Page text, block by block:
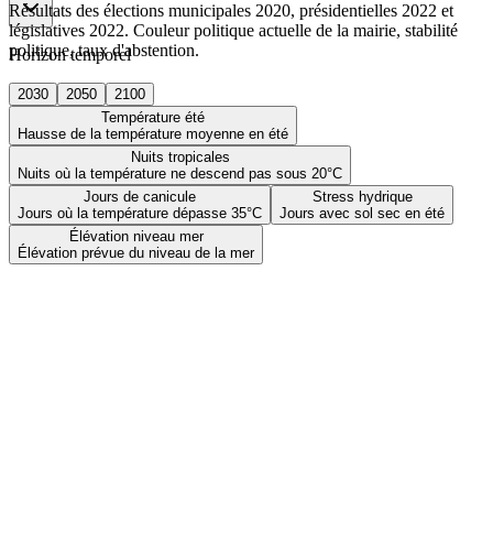
Horizon temporel
2030 2050
2100
Température été
Hausse de la température moyenne en été
Nuits tropicales
Nuits où la température ne descend pas sous 20°C
Jours de canicule
Jours où la température dépasse 35°C
Stress hydrique
Jours avec sol sec en été
Élévation niveau mer
Élévation prévue du niveau de la mer
Résultats des élections municipales 2020, présidentielles 2022 et
législatives 2022. Couleur politique actuelle de la mairie, stabilité
politique, taux d'abstention.